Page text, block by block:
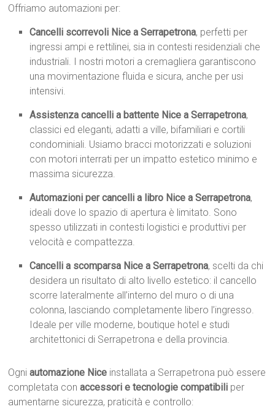
Offriamo automazioni per:
Cancelli scorrevoli Nice a Serrapetrona, perfetti per
ingressi ampi e rettilinei, sia in contesti residenziali che
industriali. I nostri motori a cremagliera garantiscono
una movimentazione fluida e sicura, anche per usi
intensivi.
Assistenza cancelli a battente Nice a Serrapetrona,
classici ed eleganti, adatti a ville, bifamiliari e cortili
condominiali. Usiamo bracci motorizzati e soluzioni
con motori interrati per un impatto estetico minimo e
massima sicurezza.
Automazioni per cancelli a libro Nice a Serrapetrona,
ideali dove lo spazio di apertura è limitato. Sono
spesso utilizzati in contesti logistici e produttivi per
velocità e compattezza.
Cancelli a scomparsa Nice a Serrapetrona, scelti da chi
desidera un risultato di alto livello estetico: il cancello
scorre lateralmente all’interno del muro o di una
colonna, lasciando completamente libero l’ingresso.
Ideale per ville moderne, boutique hotel e studi
architettonici di Serrapetrona e della provincia.
Ogniautomazione Nice installata a Serrapetrona può essere
completata conaccessori e tecnologie compatibili per
aumentarne sicurezza, praticità e controllo: